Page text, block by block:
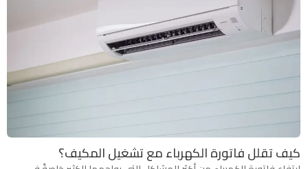
كيف تقلل فاتورة الكهرباء مع تشغيل المكيف؟